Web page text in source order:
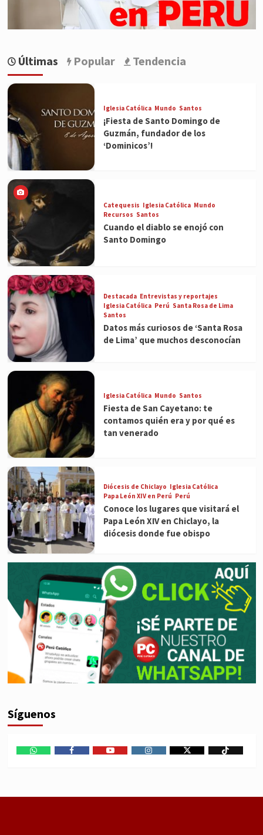
Últimas Popular Tendencia
Iglesia Católica Mundo Santos
¡Fiesta de Santo Domingo de
Guzmán, fundador de los
‘Dominicos’!
Catequesis Iglesia Católica Mundo
Recursos Santos
Cuando el diablo se enojó con
Santo Domingo
Destacada Entrevistas y reportajes
Iglesia Católica Perú Santa Rosa de Lima
Santos
Datos más curiosos de ‘Santa Rosa
de Lima’ que muchos desconocían
Iglesia Católica Mundo Santos
Fiesta de San Cayetano: te
contamos quién era y por qué es
tan venerado
Diócesis de Chiclayo Iglesia Católica
Papa León XIV en Perú Perú
Conoce los lugares que visitará el
Papa León XIV en Chiclayo, la
diócesis donde fue obispo
Síguenos